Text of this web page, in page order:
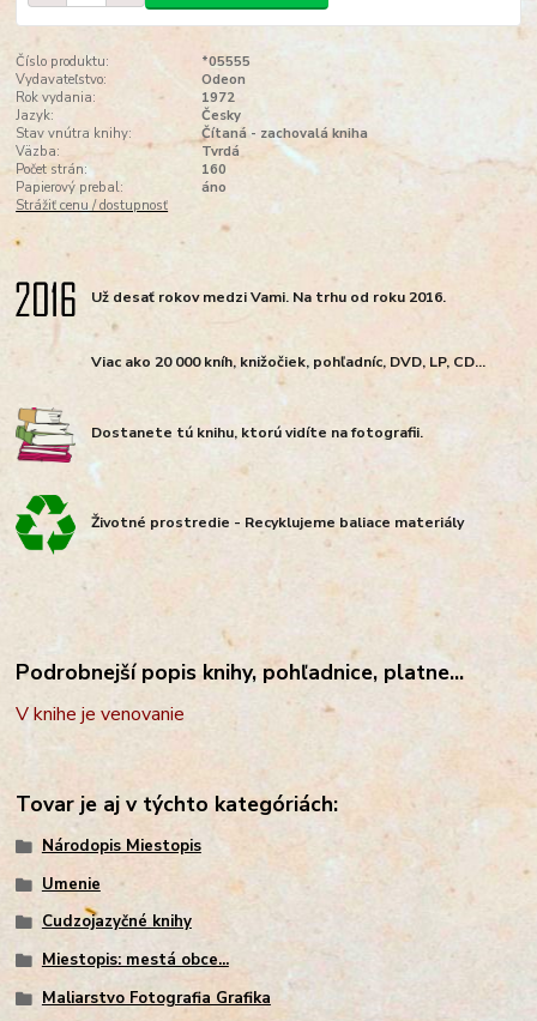
Číslo produktu:
*05555
Vydavateľstvo:
Odeon
Rok vydania:
1972
Jazyk:
Česky
Stav vnútra knihy:
Čítaná - zachovalá kniha
Väzba:
Tvrdá
Počet strán:
160
Papierový prebal:
áno
Strážiť cenu / dostupnosť
Už desať rokov medzi Vami. Na trhu od roku 2016.
Viac ako 20 000 kníh, knižočiek, pohľadníc, DVD, LP, CD...
Dostanete tú knihu, ktorú vidíte na fotografii.
Životné prostredie - Recyklujeme baliace materiály
Podrobnejší popis knihy, pohľadnice, platne...
V knihe je venovanie
Tovar je aj v týchto kategóriách:
Národopis Miestopis
Umenie
Cudzojazyčné knihy
Miestopis: mestá obce...
Maliarstvo Fotografia Grafika